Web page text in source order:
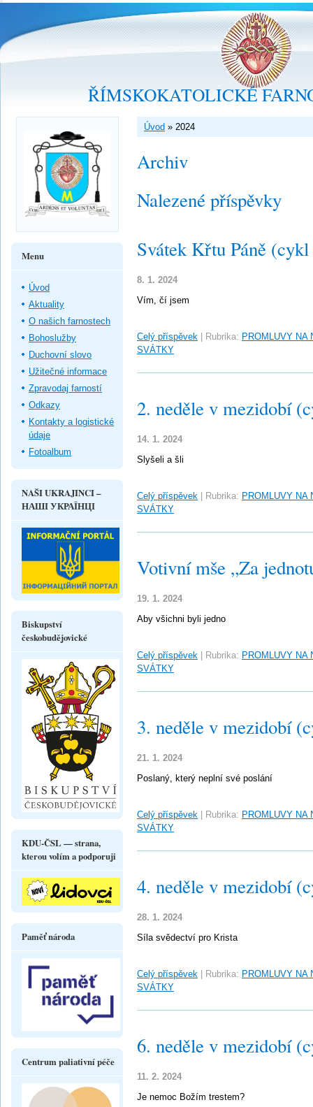
ŘÍMSKOKATOLICKÉ
Úvod » 2024
Archiv
Nalezené příspěvky
Svátek Křtu Páně
8. 1. 2024
Vím, čí jsem
Celý příspěvek Rubrika: PROMLUVY NA
SVÁTKY
2. neděle v mezidobí
14. 1. 2024
Slyšeli a šli
Celý příspěvek Rubrika: PROMLUVY NA
SVÁTKY
Votivní mše „Za
19. 1. 2024
Aby všichni byli jedno
Celý příspěvek Rubrika: PROMLUVY NA
SVÁTKY
3. neděle v mezidobí
21. 1. 2024
Poslaný, který neplní své poslání
Celý příspěvek Rubrika: PROMLUVY NA
SVÁTKY
4. neděle v mezidobí
28. 1. 2024
Síla svědectví pro Krista
Celý příspěvek Rubrika: PROMLUVY NA
SVÁTKY
6. neděle v mezidobí
11. 2. 2024
Je nemoc Božím trestem?
Menu
Úvod
Aktuality
O našich farnostech
Bohoslužby
Duchovní slovo
Užitečné informace
Zpravodaj farností
Odkazy
Kontakty a logistické
údaje
Fotoalbum
NAŠI UKRAJINCI –
НАШІ УКРАЇНЦІ
Biskupství
českobudějovické
KDU-ČSL — strana,
kterou volím a podporuji
Paměť národa
Centrum paliativní péče